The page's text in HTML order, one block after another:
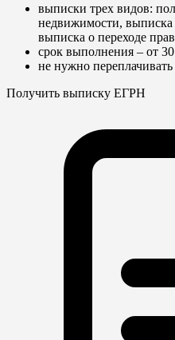
выписки трех видов:
недвижимости, выписка
выписка о переходе
срок выполнения – от
не нужно
Получить выписку ЕГРН